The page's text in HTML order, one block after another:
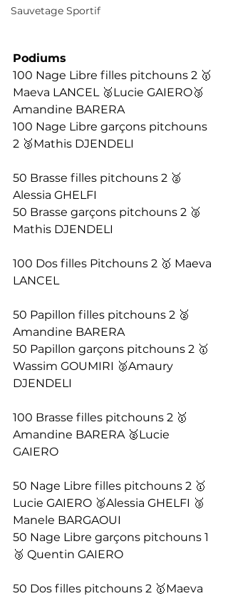
Sauvetage Sportif
Podiums
100 Nage Libre filles pitchouns 2 🥇
Maeva LANCEL 🥈Lucie GAIERO🥉
Amandine BARERA
100 Nage Libre garçons pitchouns
2 🥉Mathis DJENDELI
50 Brasse filles pitchouns 2 🥈
Alessia GHELFI
50 Brasse garçons pitchouns 2 🥈
Mathis DJENDELI
100 Dos filles Pitchouns 2 🥇 Maeva
LANCEL
50 Papillon filles pitchouns 2 🥈
Amandine BARERA
50 Papillon garçons pitchouns 2 🥇
Wassim GOUMIRI 🥈Amaury
DJENDELI
100 Brasse filles pitchouns 2 🥇
Amandine BARERA 🥈Lucie
GAIERO
50 Nage Libre filles pitchouns 2 🥇
Lucie GAIERO 🥈Alessia GHELFI 🥉
Manele BARGAOUI
50 Nage Libre garçons pitchouns 1
🥉 Quentin GAIERO
50 Dos filles pitchouns 2 🥇Maeva